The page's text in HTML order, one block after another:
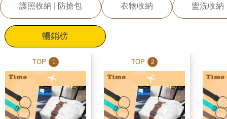
護照收納 | 防搶包 衣物收納 盥洗收納
暢銷榜
TOP 1 TOP 2